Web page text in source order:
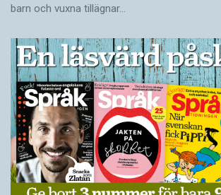
barn och vuxna tillägnar…